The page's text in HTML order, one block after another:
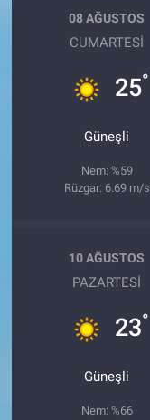
08 AĞUSTOS
CUMARTESI
25°
Güneşli
Nem: %59
Rüzgar: 6.69 m/s
10 AĞUSTOS
PAZARTESI
23°
Güneşli
Nem: %66